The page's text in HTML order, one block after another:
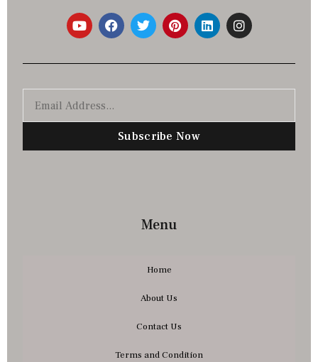
Subscribe Now
Menu
Home
About Us
Contact Us
Terms and Condition